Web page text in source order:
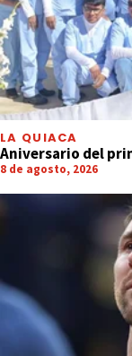
LA QUIACA
Aniversario del
8 de agosto, 2026